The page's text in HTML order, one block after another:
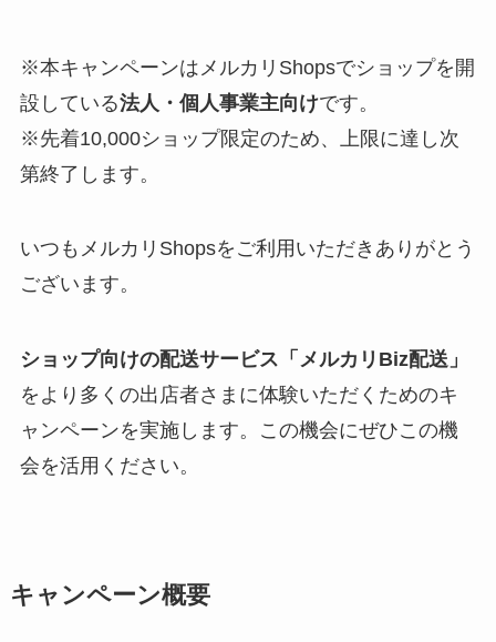
※本キャンペーンはメルカリShopsでショップを開
設している法人・個人事業主向けです。
※先着10,000ショップ限定のため、上限に達し次
第終了します。
いつもメルカリShopsをご利用いただきありがとう
ございます。
ショップ向けの配送サービス「メルカリBiz配送」
をより多くの出店者さまに体験いただくためのキ
ャンペーンを実施します。この機会にぜひこの機
会を活用ください。
キャンペーン概要